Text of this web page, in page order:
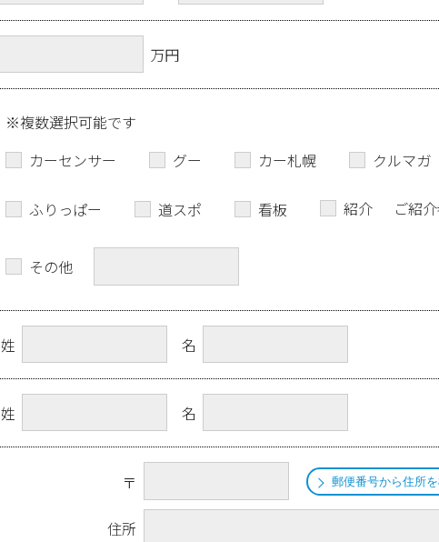
万円
※複数選択可能です
カーセンサー
グー カー札幌 クルマガ
ふりっぱー 道スポ 看板 紹介 ご紹
その他
姓 名
姓 名
〒 郵便番号から住所
住所